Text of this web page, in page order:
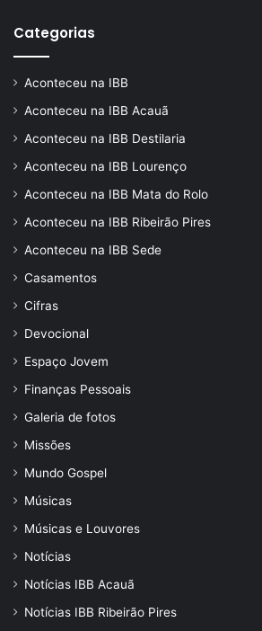
Categorias
Aconteceu na IBB
Aconteceu na IBB Acauã
Aconteceu na IBB Destilaria
Aconteceu na IBB Lourenço
Aconteceu na IBB Mata do Rolo
Aconteceu na IBB Ribeirão Pires
Aconteceu na IBB Sede
Casamentos
Cifras
Devocional
Espaço Jovem
Finanças Pessoais
Galeria de fotos
Missões
Mundo Gospel
Músicas
Músicas e Louvores
Notícias
Notícias IBB Acauã
Notícias IBB Ribeirão Pires